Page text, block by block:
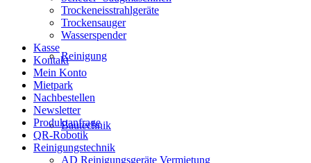
Reinigung
Bautechnik
Trockeneisstrahlgeräte
Trockensauger
Wasserspender
Kasse
Kontakt
Mein Konto
Mietpark
Nachbestellen
Newsletter
Produktanfrage
QR-Robotik
Reinigungstechnik
AD Reinigungsgeräte Vermietung